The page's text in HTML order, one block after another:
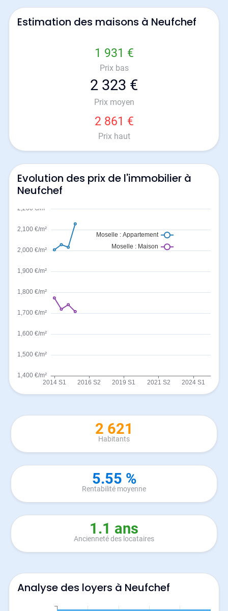
Estimation des maisons à Neufchef
1 931 €
Prix bas
2 323 €
Prix moyen
2 861 €
Prix haut
Evolution des prix de l'immobilier à
Neufchef
2 621
Habitants
5.55 %
Rentabilité moyenne
1.1 ans
Ancienneté des locataires
Analyse des loyers à Neufchef